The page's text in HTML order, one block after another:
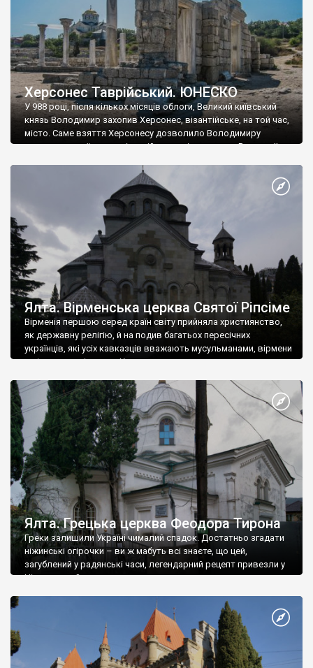
Херсонес Таврійський. ЮНЕСКО
У 988 році, після кількох місяців облоги, Великий київський
князь Володимир захопив Херсонес, візантійське, на той час,
місто. Саме взяття Херсонесу дозволило Володимиру
диктувати свої умови візантійському імператору Василю ІІ, та
Херсонесі Володимир-язичник, став Василем-християнином.
А потім було Хрещення Русі. На честь Херсонесу Таврійського
Ялта. Вірменська церква Святої Ріпсіме
Вірменія першою серед країн світу прийняла християнство,
як державну релігію, й на подив багатьох пересічних
українців, які усіх кавказців вважають мусульманами, вірмени
є відданими вірянами Христа
Ялта. Грецька церква Феодора Тирона
Греки залишили Україні чималий спадок. Достатньо згадати
ніжинські огірочки – ви ж мабуть всі знаєте, що цей,
загублений у радянські часи, легендарний рецепт привезли у
Ніжин греки?